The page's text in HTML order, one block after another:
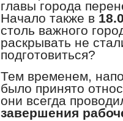
главы города
Начало также в
столь важного
раскрывать не
подготовиться?
Тем временем,
было принято
они всегда
завершения